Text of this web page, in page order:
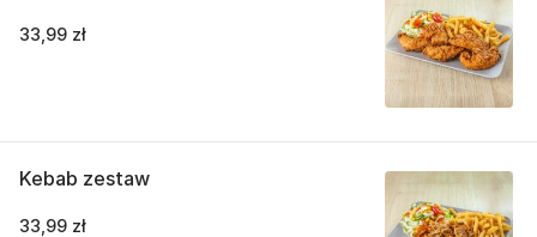
33,99 zł
Kebab zestaw
33,99 zł